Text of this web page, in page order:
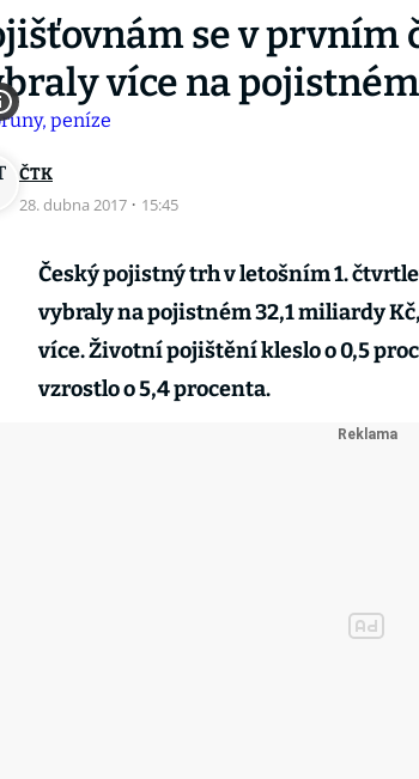
se v
více na pojistném
ČTK
28. dubna 2017 · 15:45
Český pojistný trh v letošním 1.
vybraly na pojistném 32,1 miliardy
více. Životní pojištění kleslo o 0,5
vzrostlo o 5,4 procenta.